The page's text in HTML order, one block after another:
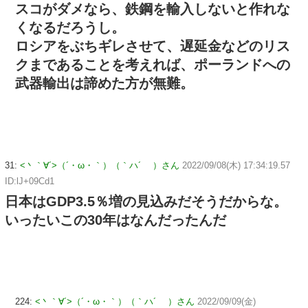
スコがダメなら、鉄鋼を輸入しないと作れな
くなるだろうし。
ロシアをぶちギレさせて、遅延金などのリス
クまであることを考えれば、ポーランドへの
武器輸出は諦めた方が無難。
31: <丶｀∀´>（´・ω・｀）（｀ハ´ ）さん 2022/09/08(木) 17:34:19.57
ID:lJ+09Cd1
日本はGDP3.5％増の見込みだそうだからな。
いったいこの30年はなんだったんだ
224: <丶｀∀´>（´・ω・｀）（｀ハ´ ）さん 2022/09/09(金)